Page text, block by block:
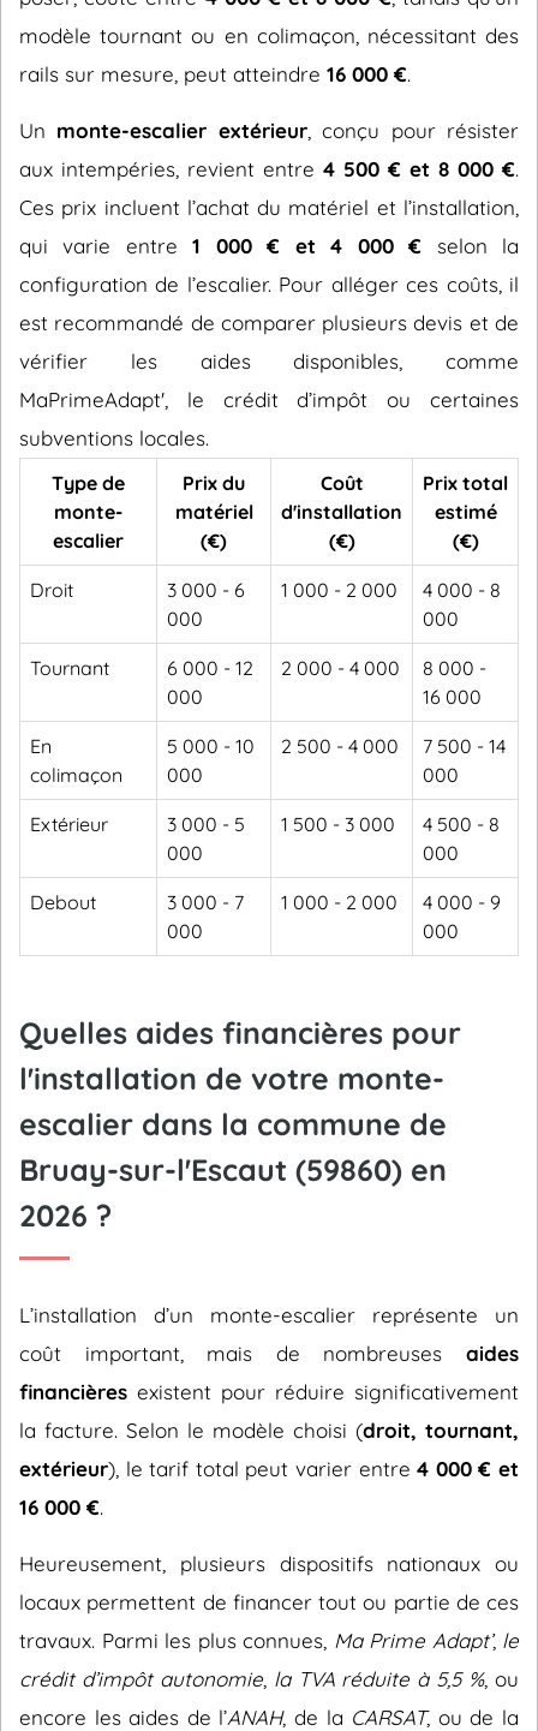
modèle tournant ou en colimaçon, nécessitant des
rails sur mesure, peut atteindre 16 000 €.
Un monte-escalier extérieur, conçu pour résister
aux intempéries, revient entre 4 500 € et 8 000 €.
Ces prix incluent l’achat du matériel et l’installation,
qui varie entre1 000 € et 4 000 € selon la
configuration de l’escalier. Pour alléger ces coûts, il
est recommandé de comparer plusieurs devis et de
vérifier les aides disponibles, comme
MaPrimeAdapt', le crédit d’impôt ou certaines
subventions locales.
Type de
monte-
escalier
Prix du
matériel
(€)
Coût
d'installation
(€)
Prix total
estimé
(€)
Droit
3 000 - 6
000
1 000 - 2 000
4 000 - 8
000
Tournant
6 000 - 12
000
2 000 - 4 000
8 000 -
16 000
En
colimaçon
5 000 - 10
000
2 500 - 4 000
7 500 - 14
000
Extérieur
3 000 - 5
000
1 500 - 3 000
4 500 - 8
000
Debout
3 000 - 7
000
1 000 - 2 000
4 000 - 9
000
Quelles aides financières pour
l'installation de votre monte-
escalier dans la commune de
Bruay-sur-l'Escaut (59860) en
2026 ?
L’installation d’un monte-escalier représente un
coût important, mais de nombreuses aides
financières existent pour réduire significativement
la facture. Selon le modèle choisi (droit, tournant,
extérieur), le tarif total peut varier entre4 000 € et
16 000 €.
Heureusement, plusieurs dispositifs nationaux ou
locaux permettent de financer tout ou partie de ces
travaux. Parmi les plus connues, Ma Prime Adapt’, le
crédit d’impôt autonomie, la TVA réduite à 5,5 %, ou
encore les aides de l’ANAH, de la CARSAT, ou de la